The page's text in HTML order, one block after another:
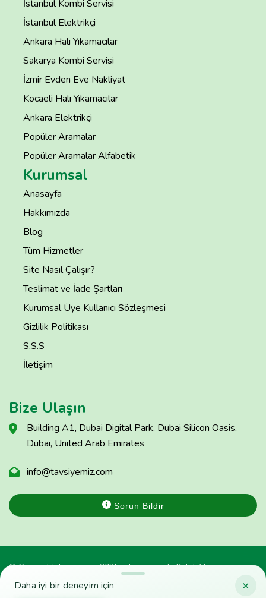
×
Daha iyi bir deneyim için
İstanbul Kombi Servisi
İstanbul Elektrikçi
Ankara Halı Yıkamacılar
Sakarya Kombi Servisi
İzmir Evden Eve Nakliyat
Kocaeli Halı Yıkamacılar
Ankara Elektrikçi
Popüler Aramalar
Popüler Aramalar Alfabetik
Kurumsal
Anasayfa
Hakkımızda
Blog
Tüm Hizmetler
Site Nasıl Çalışır?
Teslimat ve İade Şartları
Kurumsal Üye Kullanıcı Sözleşmesi
Gizlilik Politikası
S.S.S
İletişim
Bize Ulaşın
Building A1, Dubai Digital Park, Dubai Silicon Oasis,
Dubai, United Arab Emirates
info@tavsiyemiz.com
Sorun Bildir
© Copyright Tavsiyemiz 2025 - Tavsiyemiz'e Kulak Ver